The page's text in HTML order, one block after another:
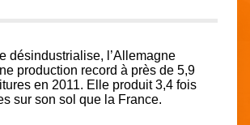
désindustrialise, l’Allemagne
production record à près de 5,9
en 2011. Elle produit 3,4 fois
sur son sol que la France.